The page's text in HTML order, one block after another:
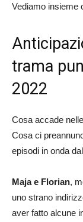
Vediamo insieme
trama
2022
Cosa accade nelle
Cosa ci
episodi in onda
Maja e Florian,
uno strano
aver fatto alcune